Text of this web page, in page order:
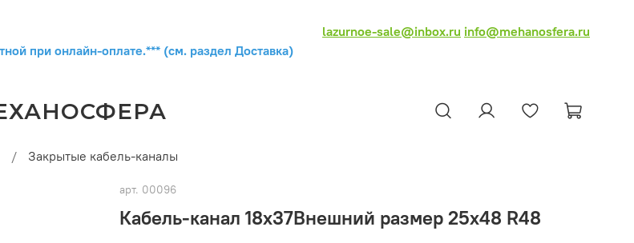
lazurnoe-sale@inbox.ru info@mehanosfera.ru
при онлайн-оплате.*** (см. раздел Доставка)
Закрытые кабель-каналы
арт. 00096
Кабель-канал 18х37Внешний размер 25х48 R48